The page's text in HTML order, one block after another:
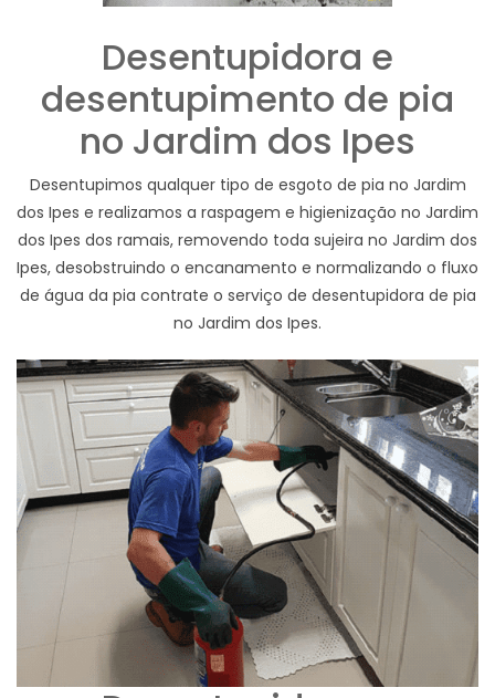
Desentupidora e
desentupimento de pia
no Jardim dos Ipes
Desentupimos qualquer tipo de esgoto de pia no Jardim
dos Ipes e realizamos a raspagem e higienização no Jardim
dos Ipes dos ramais, removendo toda sujeira no Jardim dos
Ipes, desobstruindo o encanamento e normalizando o fluxo
de água da pia contrate o serviço de desentupidora de pia
no Jardim dos Ipes.